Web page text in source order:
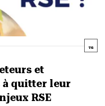
et
quitter leur
RSE